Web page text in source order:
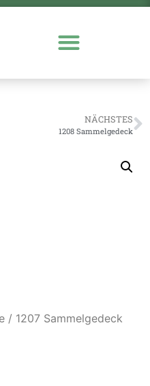
NÄCHSTES
1208 Sammelgedeck
/ 1207 Sammelgedeck